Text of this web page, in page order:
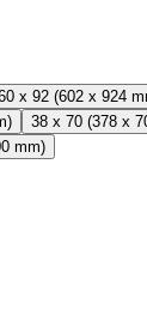
x 92 (602 x 924
38 x 70 (378 x
mm)